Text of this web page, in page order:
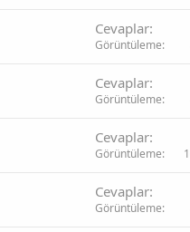
Cevaplar
Görüntüleme
Cevaplar
Görüntüleme
Cevaplar
Görüntüleme
Cevaplar
Görüntüleme